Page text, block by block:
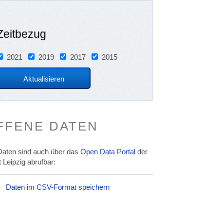
2021 2019 2017 2015
DATEN
sind auch über dasOpen Data Portal der
Leipzig abrufbar:
Daten im CSV-Format speichern